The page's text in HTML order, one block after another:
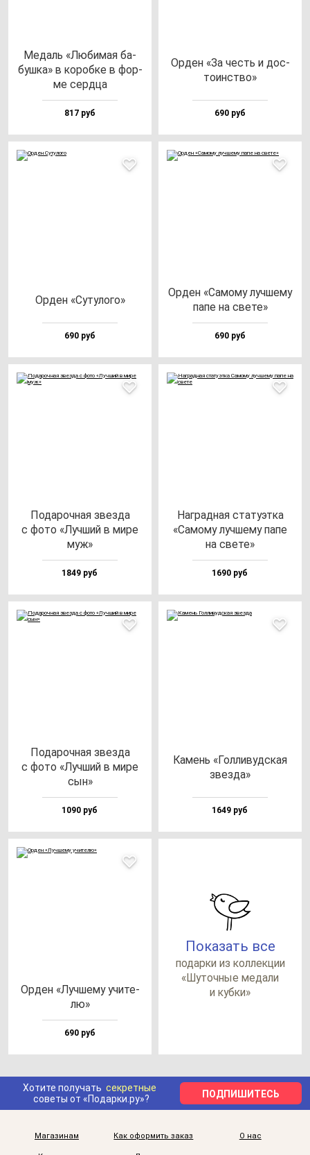
Медаль «Люби­мая ба­
буш­ка» в ко­роб­ке в фор­
ме сер­дца
817 руб
Орден «За честь и дос­
то­инс­тво»
690 руб
Орден «Суту­ло­го»
690 руб
Орден «Само­му луч­ше­му
па­пе на све­те»
690 руб
Пода­роч­ная звез­да
с фо­то «Луч­ший в ми­ре
муж»
1849 руб
Наг­рад­ная ста­ту­эт­ка
«Само­му луч­ше­му па­пе
на све­те»
1690 руб
Пода­роч­ная звез­да
с фо­то «Луч­ший в ми­ре
сын»
1090 руб
Камень «Гол­ли­вуд­ская
звез­да»
1649 руб
Орден «Луч­ше­му учи­те­
лю»
690 руб
Показать все
по­дар­ки из кол­лек­ции
«Шуточ­ные ме­да­ли
и куб­ки»
Хотите получать секретные
советы от «Подарки.ру»?
ПОДПИШИТЕСЬ
Магазинам Как оформить заказ О нас